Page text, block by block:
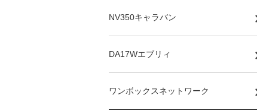
NV350キャラバン
DA17Wエブリィ
ワンボックスネットワーク